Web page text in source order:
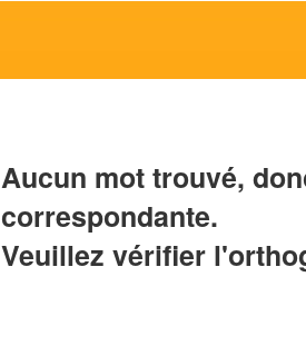
Aucun mot trouvé,
correspondante.
Veuillez vérifier